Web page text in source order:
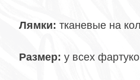
Лямки: тканевые на
Размер: у всех